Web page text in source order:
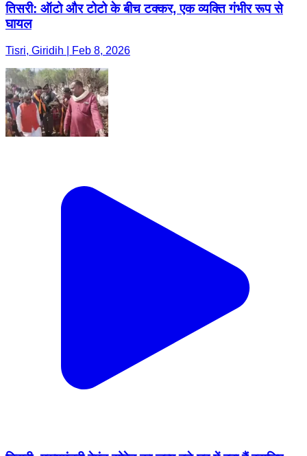
तिसरी: ऑटो और टोटो के बीच टक्कर, एक व्यक्ति गंभीर रूप से
घायल
Tisri, Giridih | Feb 8, 2026